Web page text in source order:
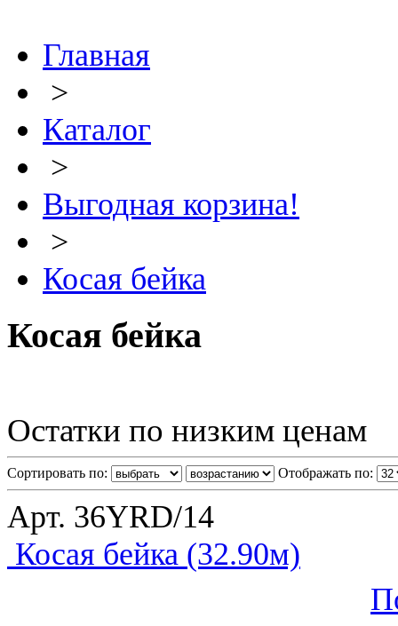
Главная
>
Каталог
>
Выгодная корзина!
>
Косая бейка
Косая бейка
Остатки по низким ценам
Сортировать по: Отображать по:
Арт. 36YRD/14
Косая бейка (32.90м)